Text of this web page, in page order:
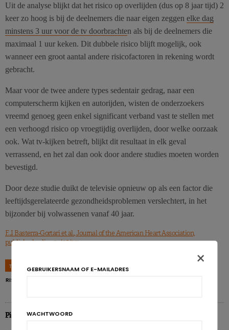
Uit de analyse blijkt dat het risico op overlijden (dus op 8 jaar tijd) 2
keer zo hoog is bij de deelnemers die naar eigen zeggen elke dag
minstens 3 uur voor de tv doorbrachten als bij de deelnemers die
maximaal 1 uur keken. Dit dubbele risico blijft mogelijk, ook
wanneer een groot aantal andere risicofactoren in rekening wordt
gebracht.
Maar voor de twee andere types sedentair gedrag, naar een
computerscherm kijken en autorijden, wisten de onderzoekers
vreemd genoeg geen enkel significant verband vast te stellen met
een verhoogd risico op vroegtijdig overlijden, door welke oorzaak
ook. Wat tv-kijken betreft, blijkt dit resultaat in elk geval
verrassend, en het zal dan ook door andere studies moeten worden
bevestigd.
Door deze studie duikt de televisie opnieuw op als een factor die
leeftijdsgerelateerde gezondheidsproblemen verslechtert, in het
bijzonder bij volwassenen vanaf 40 jaar.
F.J. Basterra-Gortari et al., Journal of the American Heart Association,
published online 25/06/2014.
TAGS CARDIOVASCULAIR CHRONISCH
RISICO
Pierre Pérochon
×
GEBRUIKERSNAAM OF E-MAILADRES
WACHTWOORD